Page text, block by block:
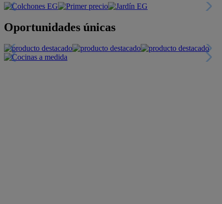
Oportunidades únicas